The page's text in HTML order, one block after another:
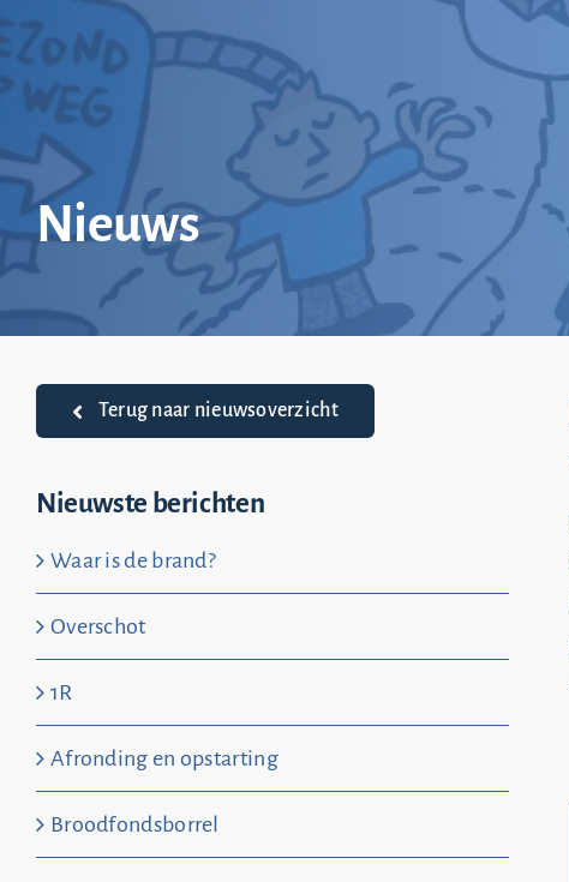
Ga
naar
inhoud
Nieuws
Terug naar nieuwsoverzicht
Nieuwste berichten
Waar is de brand?
Overschot
1R
Afronding en opstarting
Broodfondsborrel